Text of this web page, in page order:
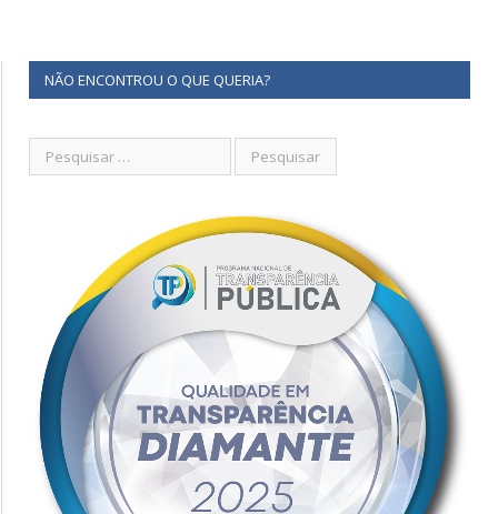
NÃO ENCONTROU O QUE QUERIA?